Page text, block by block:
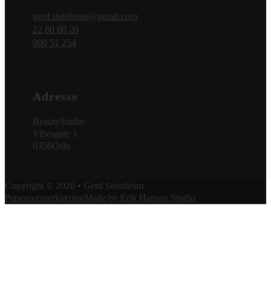
gerd.steinheim@gmail.com
22 60 00 20
900 51 254
Adresse
BeautyStudio
Vibesgate 1
0356Oslo
Copyright © 2026 • Gerd Steinheim
PersonvernerklæringMade by Erik Hansen Studio